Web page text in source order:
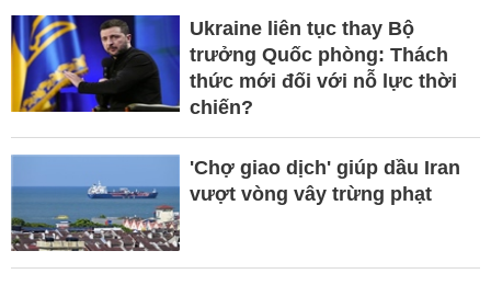
Ukraine liên tục thay Bộ
trưởng Quốc phòng: Thách
thức mới đối với nỗ lực thời
chiến?
'Chợ giao dịch' giúp dầu Iran
vượt vòng vây trừng phạt